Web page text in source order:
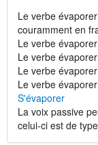
Le verbe
couramment en
Le verbe
Le verbe
Le verbe
Le verbe
S'évaporer
La voix passive
celui-ci est de